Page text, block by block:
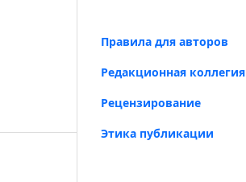
Правила для авторов
Редакционная коллегия
Рецензирование
Этика публикации